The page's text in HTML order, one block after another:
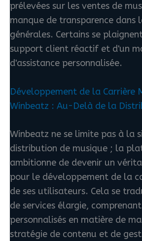
prélevées sur les ventes de
manque de transparence dans
générales. Certains se
support client réactif et d'un
d'assistance personnalisée.
Développement de la Carrière
Winbeatz : Au-Delà de la
Winbeatz ne se limite pas à la
distribution de musique ; la
ambitionne de devenir un
pour le développement de la
de ses utilisateurs. Cela se
de services élargie,
personnalisés en matière de
stratégie de contenu et de